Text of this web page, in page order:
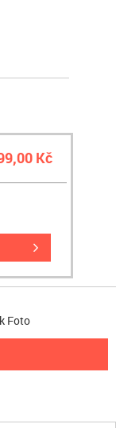
Kč
Foto